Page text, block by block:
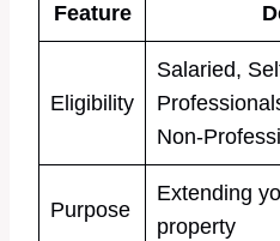
Feature
Eligibility
Salaried,
Non-
Purpose
Extending
property